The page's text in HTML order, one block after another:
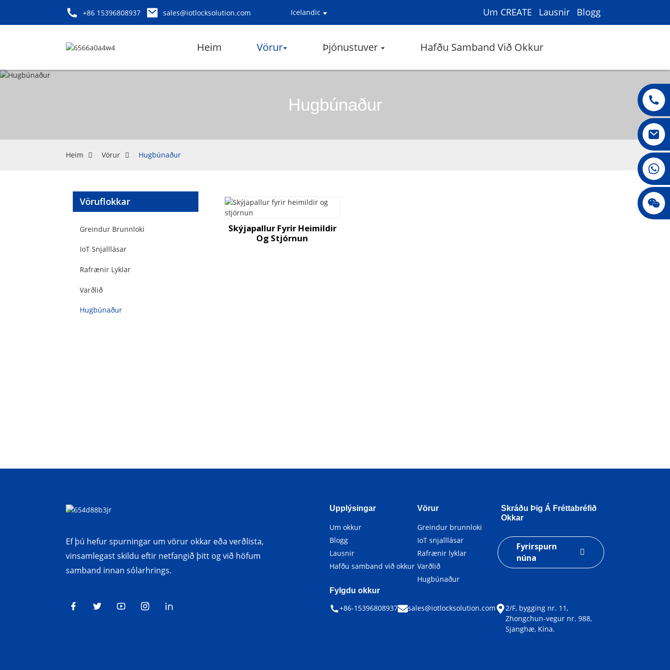
+86 15396808937 sales@iotlocksolution.com Icelandic Um CREATE Lausnir Blogg
Heim Vörur Þjónustuver Hafðu Samband Við Okkur
Hugbúnaður
Heim Vörur Hugbúnaður
Vöruflokkar
Greindur Brunnloki
IoT Snjalllásar
Rafrænir Lyklar
Varðlið
Hugbúnaður
Skýjapallur Fyrir Heimildir
Og Stjórnun
Ef þú hefur spurningar um vörur okkar eða verðlista,
vinsamlegast skildu eftir netfangið þitt og við höfum
samband innan sólarhrings.
Upplýsingar
Um okkur
Blogg
Lausnir
Hafðu samband við okkur
Vörur
Greindur brunnloki
IoT snjalllásar
Rafrænir lyklar
Varðlið
Hugbúnaður
Skráðu Þig Á Fréttabréfið
Okkar
Fyrirspurn
núna
Fylgdu okkur
+86-15396808937 sales@iotlocksolution.com
2/F, bygging nr. 11,
Zhongchun-vegur nr. 988,
Sjanghæ, Kína.